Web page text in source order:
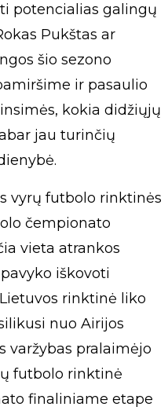
potencialias galingų
Pukštas ar
šio sezono
ir pasaulio
kokia didžiųjų
jau turinčių
vyrų futbolo rinktinės
čempionato
vieta atrankos
iškovoti
rinktinė liko
nuo Airijos
varžybas pralaimėjo
futbolo rinktinė
finaliniame etape